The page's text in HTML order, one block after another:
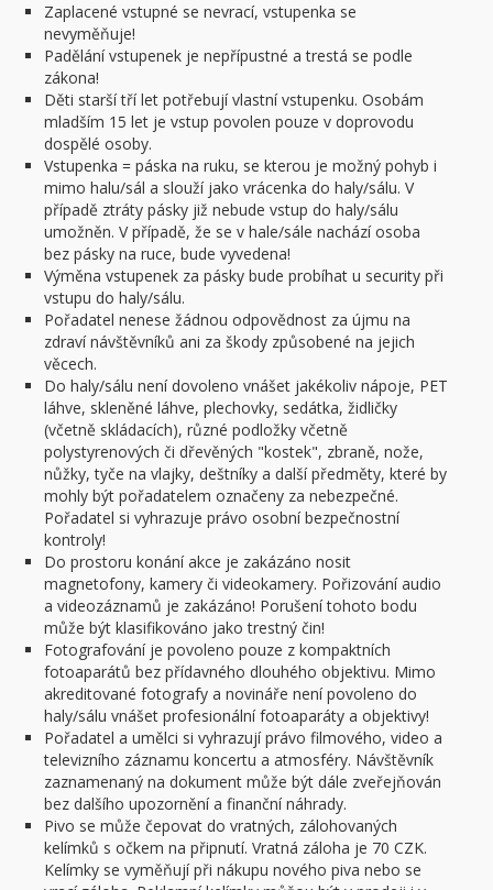
Zaplacené vstupné se nevrací, vstupenka se
nevyměňuje!
Padělání vstupenek je nepřípustné a trestá se podle
zákona!
Děti starší tří let potřebují vlastní vstupenku. Osobám
mladším 15 let je vstup povolen pouze v doprovodu
dospělé osoby.
Vstupenka = páska na ruku, se kterou je možný pohyb i
mimo halu/sál a slouží jako vrácenka do haly/sálu. V
případě ztráty pásky již nebude vstup do haly/sálu
umožněn. V případě, že se v hale/sále nachází osoba
bez pásky na ruce, bude vyvedena!
Výměna vstupenek za pásky bude probíhat u security při
vstupu do haly/sálu.
Pořadatel nenese žádnou odpovědnost za újmu na
zdraví návštěvníků ani za škody způsobené na jejich
věcech.
Do haly/sálu není dovoleno vnášet jakékoliv nápoje, PET
láhve, skleněné láhve, plechovky, sedátka, židličky
(včetně skládacích), různé podložky včetně
polystyrenových či dřevěných "kostek", zbraně, nože,
nůžky, tyče na vlajky, deštníky a další předměty, které by
mohly být pořadatelem označeny za nebezpečné.
Pořadatel si vyhrazuje právo osobní bezpečnostní
kontroly!
Do prostoru konání akce je zakázáno nosit
magnetofony, kamery či videokamery. Pořizování audio
a videozáznamů je zakázáno! Porušení tohoto bodu
může být klasifikováno jako trestný čin!
Fotografování je povoleno pouze z kompaktních
fotoaparátů bez přídavného dlouhého objektivu. Mimo
akreditované fotografy a novináře není povoleno do
haly/sálu vnášet profesionální fotoaparáty a objektivy!
Pořadatel a umělci si vyhrazují právo filmového, video a
televizního záznamu koncertu a atmosféry. Návštěvník
zaznamenaný na dokument může být dále zveřejňován
bez dalšího upozornění a finanční náhrady.
Pivo se může čepovat do vratných, zálohovaných
kelímků s očkem na připnutí. Vratná záloha je 70 CZK.
Kelímky se vyměňují při nákupu nového piva nebo se